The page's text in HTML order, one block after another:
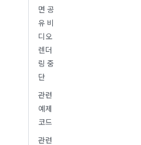
면 공
유 비
디오
렌더
링 중
단
관련
예제
코드
관련